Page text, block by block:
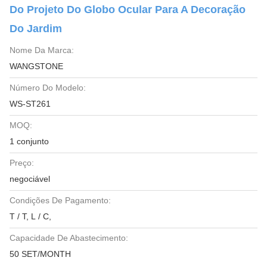
Do Projeto Do Globo Ocular Para A Decoração
Do Jardim
Nome Da Marca:
WANGSTONE
Número Do Modelo:
WS-ST261
MOQ:
1 conjunto
Preço:
negociável
Condições De Pagamento:
T / T, L / C,
Capacidade De Abastecimento:
50 SET/MONTH